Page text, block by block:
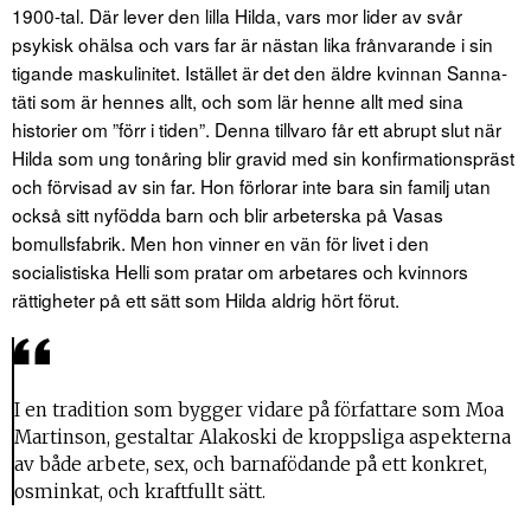
1900-tal. Där lever den lilla Hilda, vars mor lider av svår
psykisk ohälsa och vars far är nästan lika frånvarande i sin
tigande maskulinitet. Istället är det den äldre kvinnan Sanna-
täti som är hennes allt, och som lär henne allt med sina
historier om ”förr i tiden”. Denna tillvaro får ett abrupt slut när
Hilda som ung tonåring blir gravid med sin konfirmationspräst
och förvisad av sin far. Hon förlorar inte bara sin familj utan
också sitt nyfödda barn och blir arbeterska på Vasas
bomullsfabrik. Men hon vinner en vän för livet i den
socialistiska Helli som pratar om arbetares och kvinnors
rättigheter på ett sätt som Hilda aldrig hört förut.
I en tradition som bygger vidare på författare som Moa
Martinson, gestaltar Alakoski de kroppsliga aspekterna
av både arbete, sex, och barnafödande på ett konkret,
osminkat, och kraftfullt sätt.